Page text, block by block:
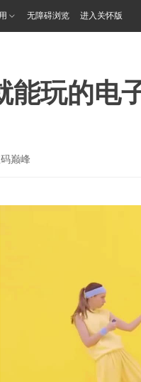
无障碍浏览 进入关怀版
能玩的电
巅峰